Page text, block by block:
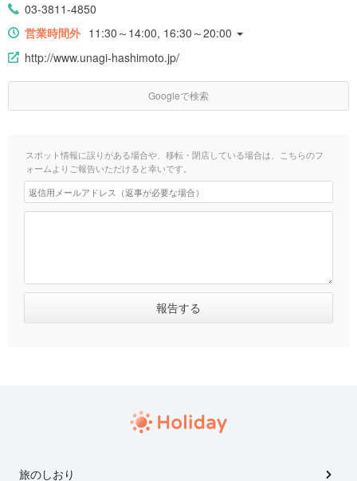
03-3811-4850
営業時間外 11:30～14:00, 16:30～20:00
http://www.unagi-hashimoto.jp/
Googleで検索
スポット情報に誤りがある場合や、移転・閉店している場合は、こちらのフ
ォームよりご報告いただけると幸いです。
旅のしおり